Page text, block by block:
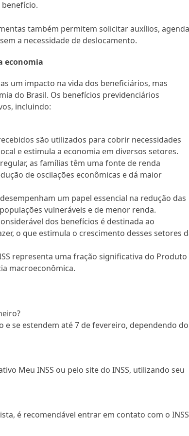
também permitem solicitar auxílios,
a necessidade de deslocamento.
economia
um impacto na vida dos beneficiários, mas
do Brasil. Os benefícios previdenciários
incluindo:
são utilizados para cobrir necessidades
e estimula a economia em diversos setores.
as famílias têm uma fonte de renda
de oscilações econômicas e dá maior
um papel essencial na redução das
vulneráveis e de menor renda.
dos benefícios é destinada ao
o que estimula o crescimento desses setores
representa uma fração significativa do Produto
macroeconômica.
e se estendem até 7 de fevereiro, dependendo do
Meu INSS ou pelo site do INSS, utilizando seu
é recomendável entrar em contato com o INSS